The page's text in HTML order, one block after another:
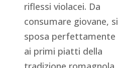
riflessi violacei. Da
consumare giovane, si
sposa perfettamente
ai primi piatti della